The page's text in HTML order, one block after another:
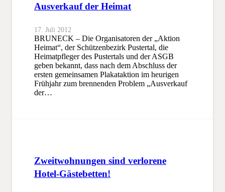
Ausverkauf der Heimat
17. Juli 2012
BRUNECK – Die Organisatoren der „Aktion
Heimat“, der Schützenbezirk Pustertal, die
Heimatpfleger des Pustertals und der ASGB
geben bekannt, dass nach dem Abschluss der
ersten gemeinsamen Plakataktion im heurigen
Frühjahr zum brennenden Problem „Ausverkauf
der…
Zweitwohnungen sind verlorene
Hotel-Gästebetten!